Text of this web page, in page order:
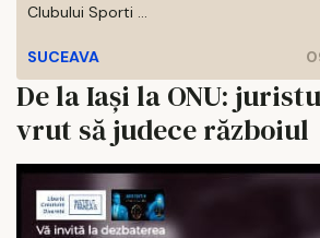
Clubului Sporti ...
SUCEAVA
De la Iași la ONU:
vrut să judece războiul